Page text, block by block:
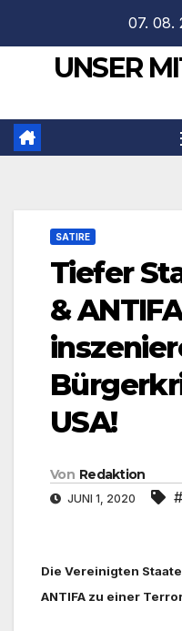
springen
07. 08.
UNSER
SATIRE
Tiefer
&
USA!
Von Redaktion
JUNI 1, 2020
Die Vereinigten
ANTIFA zu einer